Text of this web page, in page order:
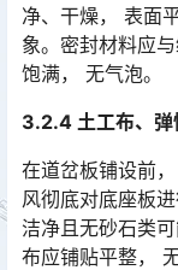
净、干燥， 表面
象。密封材料应
饱满， 无气泡。󠅅󠅃󠄵󠅂󠄪󠇖󠆨󠆨󠇕󠆞󠆒󠅬󠇘󠆭󠆘󠇙󠆝󠅵󠇗󠆭󠆁󠄐󠇗󠅹󠅸󠇖󠆍󠅳󠇖󠅹󠅰󠇖󠆌󠅹
3.2.4 土工布、弹
在道岔板铺设前
风彻底对底座板
洁净且无砂石类
布应铺贴平整，